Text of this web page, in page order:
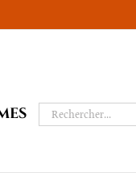
Rechercher: